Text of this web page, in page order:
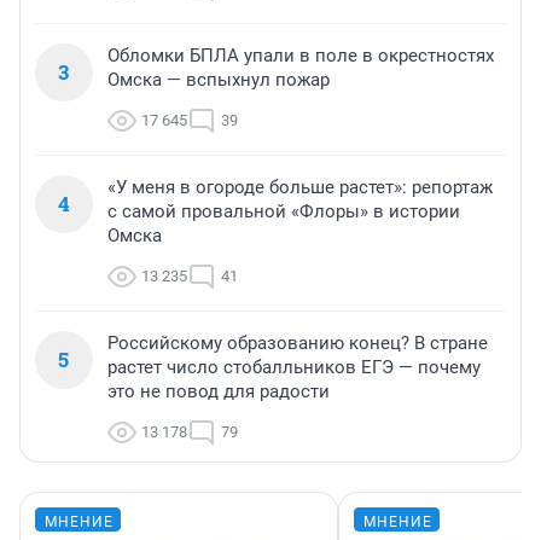
3
Обломки БПЛА упали в поле в окрестностях
Омска — вспыхнул пожар
17 645 39
4
«У меня в огороде больше растет»: репортаж
с самой провальной «Флоры» в истории
Омска
13 235 41
5
Российскому образованию конец? В стране
растет число стобалльников ЕГЭ — почему
это не повод для радости
13 178 79
МНЕНИЕ МНЕНИЕ